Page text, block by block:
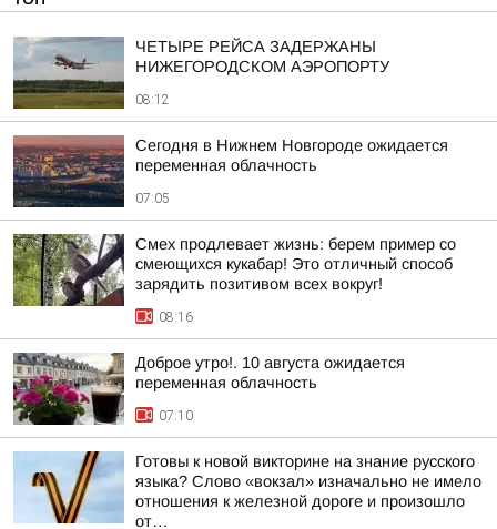
ЧЕТЫРЕ РЕЙСА ЗАДЕРЖАНЫ
НИЖЕГОРОДСКОМ АЭРОПОРТУ
08:12
Сегодня в Нижнем Новгороде ожидается
переменная облачность
07:05
Смех продлевает жизнь: берем пример со
смеющихся кукабар! Это отличный способ
зарядить позитивом всех вокруг!
08:16
Доброе утро!. 10 августа ожидается
переменная облачность
07:10
Готовы к новой викторине на знание русского
языка? Слово «вокзал» изначально не имело
отношения к железной дороге и произошло
от…